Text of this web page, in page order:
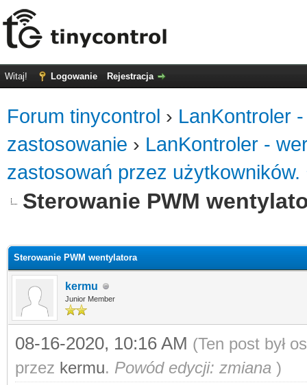
Witaj! Logowanie Rejestracja
Forum tinycontrol › LanKontroler
zastosowanie › LanKontroler -
zastosowań przez użytkowników.
Sterowanie PWM
Sterowanie PWM wentylatora
kermu
Junior Member
08-16-2020, 10:16 AM (Ten post był
przez kermu. Powód edycji: zmiana )